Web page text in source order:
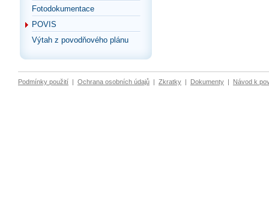
Fotodokumentace
POVIS
Výtah z povodňového plánu
Podmínky použití | Ochrana osobních údajů | Zkratky | Dokumenty | Návod k